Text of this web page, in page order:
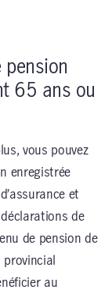
pension
65 ans ou
vous pouvez
enregistrée
et
de
de pension de
au